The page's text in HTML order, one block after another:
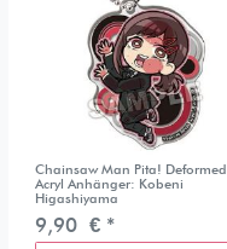
Chainsaw Man Pita! Deformed
Acryl Anhänger: Kobeni
Higashiyama
9,90 € *